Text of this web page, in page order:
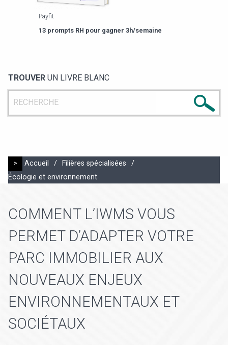
Payfit
13 prompts RH pour gagner 3h/semaine
TROUVER UN LIVRE BLANC
> Accueil / Filières spécialisées
/
Écologie et environnement
COMMENT L’IWMS VOUS
PERMET D’ADAPTER VOTRE
PARC IMMOBILIER AUX
NOUVEAUX ENJEUX
ENVIRONNEMENTAUX ET
SOCIÉTAUX